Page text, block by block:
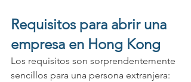
Requisitos para abrir una
empresa en Hong Kong
Los requisitos son sorprendentemente
sencillos para una persona extranjera: